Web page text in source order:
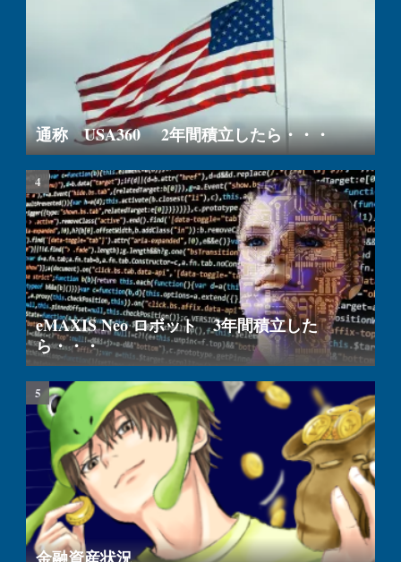
通称 USA360 2年間積立したら・・・
eMAXIS Neo ロボット 3年間積立した
ら・・・